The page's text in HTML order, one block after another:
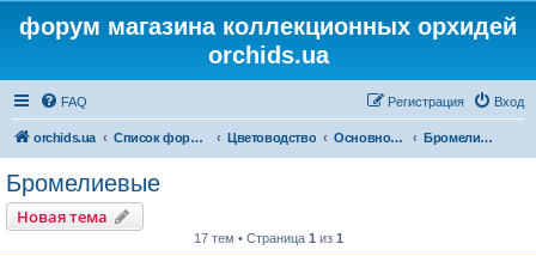
форум магазина коллекционных орхидей
orchids.ua
FAQ Вход
Регистрация
orchids.ua Список форумов Цветоводство Основной форум Бромелиевые
Бромелиевые
Новая тема
17 тем • Страница 1 из 1